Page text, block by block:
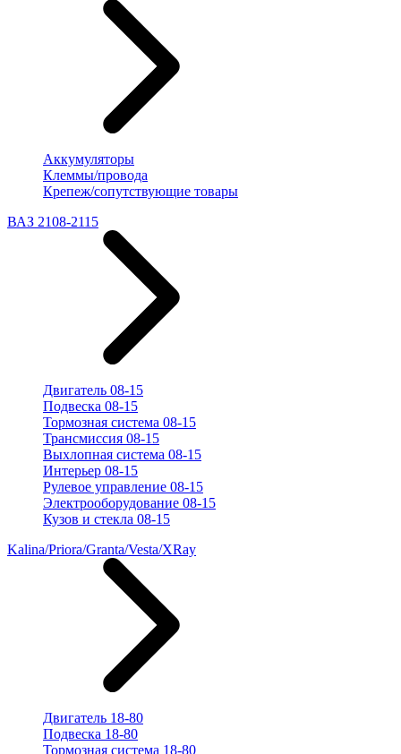
Аккумуляторы
Клеммы/провода
Крепеж/сопутствующие товары
ВАЗ 2108-2115
Двигатель 08-15
Подвеска 08-15
Тормозная система 08-15
Трансмиссия 08-15
Выхлопная система 08-15
Интерьер 08-15
Рулевое управление 08-15
Электрооборудование 08-15
Кузов и стекла 08-15
Kalina/Priora/Granta/Vesta/XRay
Двигатель 18-80
Подвеска 18-80
Тормозная система 18-80